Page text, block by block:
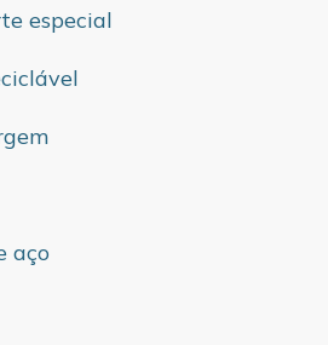
especial
aço